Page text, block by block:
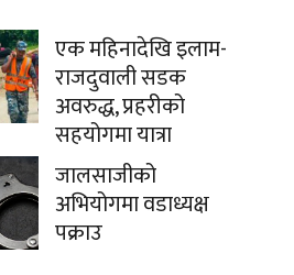
एक महिनादेखि इलाम-
राजदुवाली सडक
अवरुद्ध, प्रहरीको
सहयोगमा यात्रा
जालसाजीको
अभियोगमा वडाध्यक्ष
पक्राउ